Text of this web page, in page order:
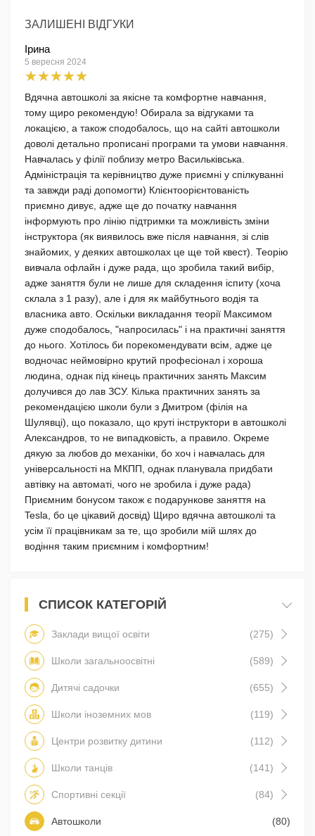
ЗАЛИШЕНІ ВІДГУКИ
Ірина
5 вересня 2024
Вдячна автошколі за якісне та комфортне навчання,
тому щиро рекомендую! Обирала за відгуками та
локацією, а також сподобалось, що на сайті автошколи
доволі детально прописані програми та умови навчання.
Навчалась у філії поблизу метро Васильківська.
Адміністрація та керівництво дуже приємні у спілкуванні
та завжди раді допомогти) Клієнтоорієнтованість
приємно дивує, адже ще до початку навчання
інформують про лінію підтримки та можливість зміни
інструктора (як виявилось вже після навчання, зі слів
знайомих, у деяких автошколах це ще той квест). Теорію
вивчала офлайн і дуже рада, що зробила такий вибір,
адже заняття були не лише для складення іспиту (хоча
склала з 1 разу), але і для як майбутнього водія та
власника авто. Оскільки викладання теорії Максимом
дуже сподобалось, "напросилась" і на практичні заняття
до нього. Хотілось би порекомендувати всім, адже це
водночас неймовірно крутий професіонал і хороша
людина, однак під кінець практичних занять Максим
долучився до лав ЗСУ. Кілька практичних занять за
рекомендацією школи були з Дмитром (філія на
Шулявці), що показало, що круті інструктори в автошколі
Александров, то не випадковість, а правило. Окреме
дякую за любов до механіки, бо хоч і навчалась для
універсальності на МКПП, однак планувала придбати
автівку на автоматі, чого не зробила і дуже рада)
Приємним бонусом також є подарункове заняття на
Tesla, бо це цікавий досвід) Щиро вдячна автошколі та
усім її працівникам за те, що зробили мій шлях до
водіння таким приємним і комфортним!
СПИСОК КАТЕГОРІЙ
Заклади вищої освіти (275)
Школи загальноосвітні (589)
Дитячі садочки (655)
Школи іноземних мов (119)
Центри розвитку дитини (112)
Школи танців (141)
Спортивні секції (84)
Автошколи (80)